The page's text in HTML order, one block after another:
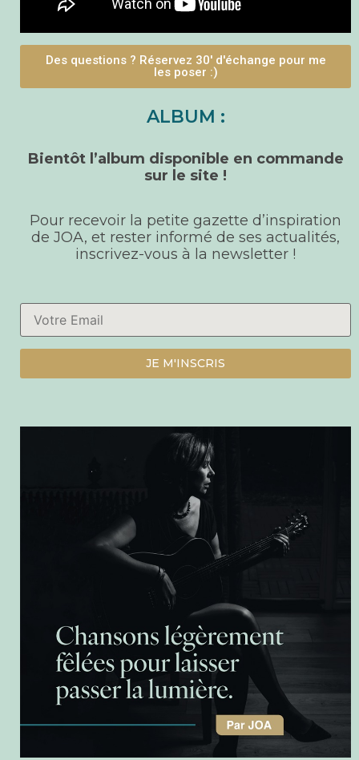
Des questions ? Réservez 30' d'échange pour me
les poser :)
ALBUM :
Bientôt l’album disponible en commande
sur le site !
Pour recevoir la petite gazette d’inspiration
de JOA, et rester informé de ses actualités,
inscrivez-vous à la newsletter !
JE M'INSCRIS